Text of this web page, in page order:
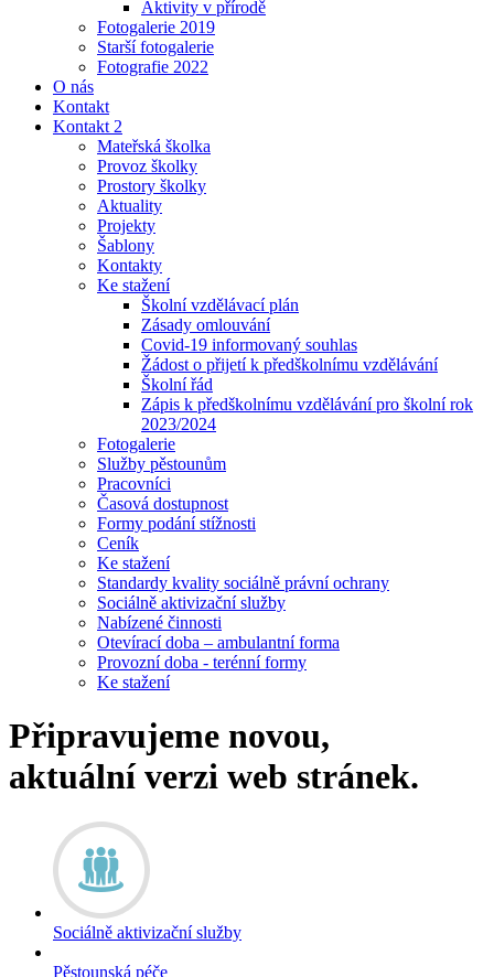
Aktivity v přírodě
Fotogalerie 2019
Starší fotogalerie
Fotografie 2022
O nás
Kontakt
Kontakt 2
Mateřská školka
Provoz školky
Prostory školky
Aktuality
Projekty
Šablony
Kontakty
Ke stažení
Školní vzdělávací plán
Zásady omlouvání
Covid-19 informovaný souhlas
Žádost o přijetí k předškolnímu vzdělávání
Školní řád
Zápis k předškolnímu vzdělávání pro školní rok
2023/2024
Fotogalerie
Služby pěstounům
Pracovníci
Časová dostupnost
Formy podání stížnosti
Ceník
Ke stažení
Standardy kvality sociálně právní ochrany
Sociálně aktivizační služby
Nabízené činnosti
Otevírací doba – ambulantní forma
Provozní doba - terénní formy
Ke stažení
Připravujeme novou,
aktuální verzi web stránek.
Sociálně aktivizační služby
Pěstounská péče